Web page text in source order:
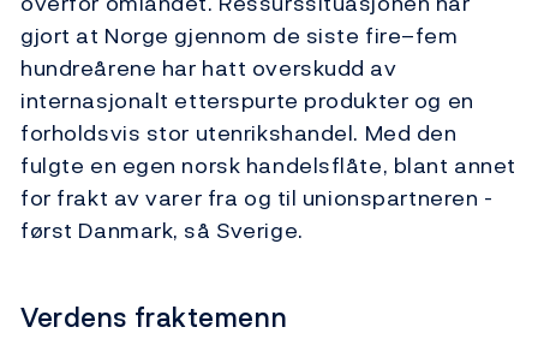
gjort at Norge gjennom de siste fire–fem
hundreårene har hatt overskudd av
internasjonalt etterspurte produkter og en
forholdsvis stor utenrikshandel. Med den
fulgte en egen norsk handelsflåte, blant annet
for frakt av varer fra og til unionspartneren -
først Danmark, så Sverige.
Verdens fraktemenn